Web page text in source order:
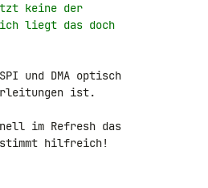
keine der
liegt das doch
und DMA optisch
ist.
im Refresh das
hilfreich!